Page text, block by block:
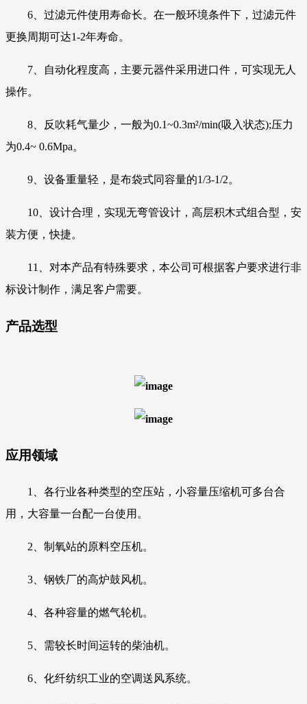
6、过滤元件使用寿命长。在一般环境条件下，过滤元件
更换周期可达1-2年寿命。
7、自动化程度高，主要元器件采用进口件，可实现无人
操作。
8、反吹耗气量少，一般为0.1~0.3m²/min(吸入状态);压力
为0.4~ 0.6Mpa。
9、设备重量轻，是布袋式同容量的1/3-1/2。
10、设计合理，实现无弯管设计，高层积木式组合型，安
装方便，快捷。
11、对本产品有特殊要求，本公司可根据客户要求进行非
标设计制作，满足客户需要。
产品选型
应用领域
1、各行业各种类型的空压站，小容量压缩机可多台合
用，大容量一台配一台使用。
2、制氧站的原料空压机。
3、钢铁厂的高炉鼓风机。
4、各种容量的燃气轮机。
5、需较长时间运转的柴油机。
6、化纤纺织工业的空调送风系统。